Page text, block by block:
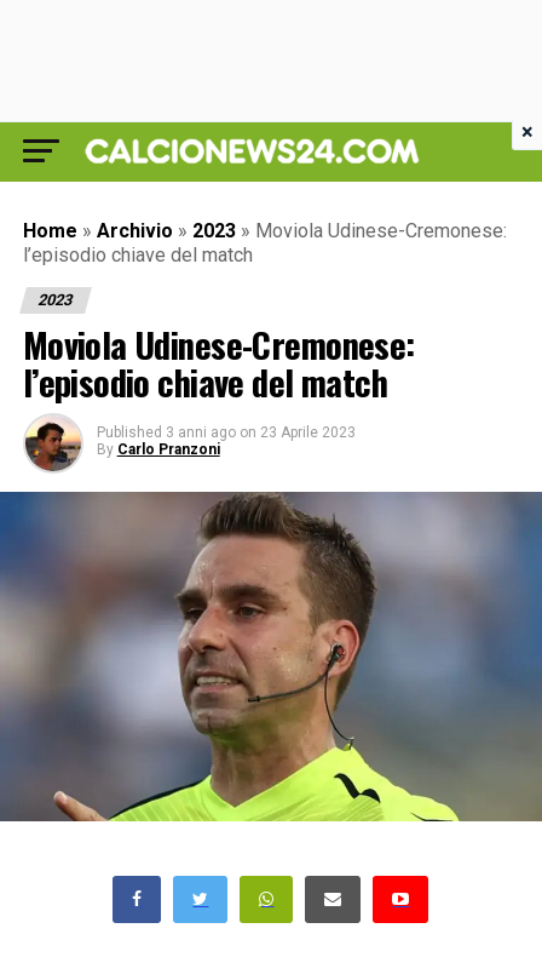
Home » Archivio » 2023 » Moviola Udinese-Cremonese:
l’episodio chiave del match
2023
Moviola Udinese-Cremonese:
l’episodio chiave del match
Published 3 anni ago on 23 Aprile 2023
By Carlo Pranzoni
×